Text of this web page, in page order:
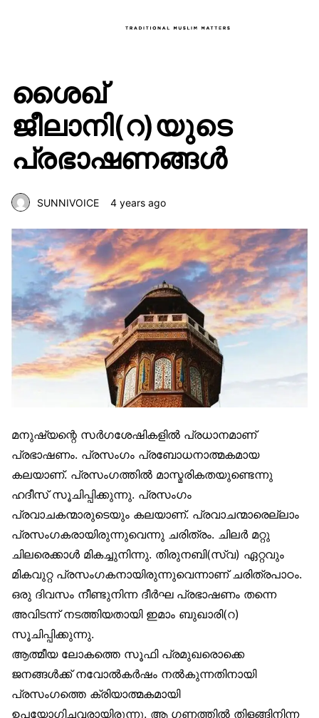
ശൈഖ്
ജീലാനി(റ)യുടെ
പ്രഭാഷണങ്ങൾ
SUNNIVOICE 4 years ago
മനുഷ്യന്റെ സർഗശേഷികളിൽ പ്രധാനമാണ്
പ്രഭാഷണം. പ്രസംഗം പ്രബോധനാത്മകമായ
കലയാണ്. പ്രസംഗത്തിൽ മാസ്മരികതയുണ്ടെന്നു
ഹദീസ് സൂചിപ്പിക്കുന്നു. പ്രസംഗം
പ്രവാചകന്മാരുടെയും കലയാണ്. പ്രവാചന്മാരെല്ലാം
പ്രസംഗകരായിരുന്നുവെന്നു ചരിത്രം. ചിലർ മറ്റു
ചിലരെക്കാൾ മികച്ചുനിന്നു. തിരുനബി(സ്വ) ഏറ്റവും
മികവുറ്റ പ്രസംഗകനായിരുന്നുവെന്നാണ് ചരിത്രപാഠം.
ഒരു ദിവസം നീണ്ടുനിന്ന ദീർഘ പ്രഭാഷണം തന്നെ
അവിടന്ന് നടത്തിയതായി ഇമാം ബുഖാരി(റ)
സൂചിപ്പിക്കുന്നു.
ആത്മീയ ലോകത്തെ സൂഫി പ്രമുഖരൊക്കെ
ജനങ്ങൾക്ക് നവോൽകർഷം നൽകുന്നതിനായി
പ്രസംഗത്തെ ക്രിയാത്മകമായി
ഉപയോഗിച്ചവരായിരുന്നു. ആ ഗണത്തിൽ തിളങ്ങിനിന്ന